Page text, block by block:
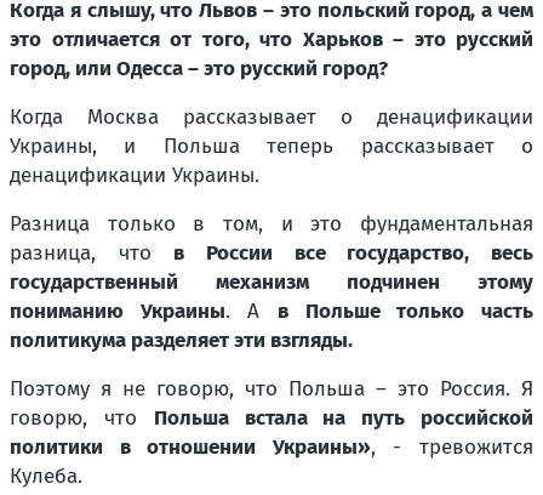
Когда я слышу, что Львов – это польский город, а чем
это отличается от того, что Харьков – это русский
город, или Одесса – это русский город?
Когда Москва рассказывает о денацификации
Украины, и Польша теперь рассказывает о
денацификации Украины.
Разница только в том, и это фундаментальная
разница, что в России все государство, весь
государственный механизм подчинен этому
пониманию Украины. А в Польше только часть
политикума разделяет эти взгляды.
Поэтому я не говорю, что Польша – это Россия. Я
говорю, что Польша встала на путь российской
политики в отношении Украины», - тревожится
Кулеба.